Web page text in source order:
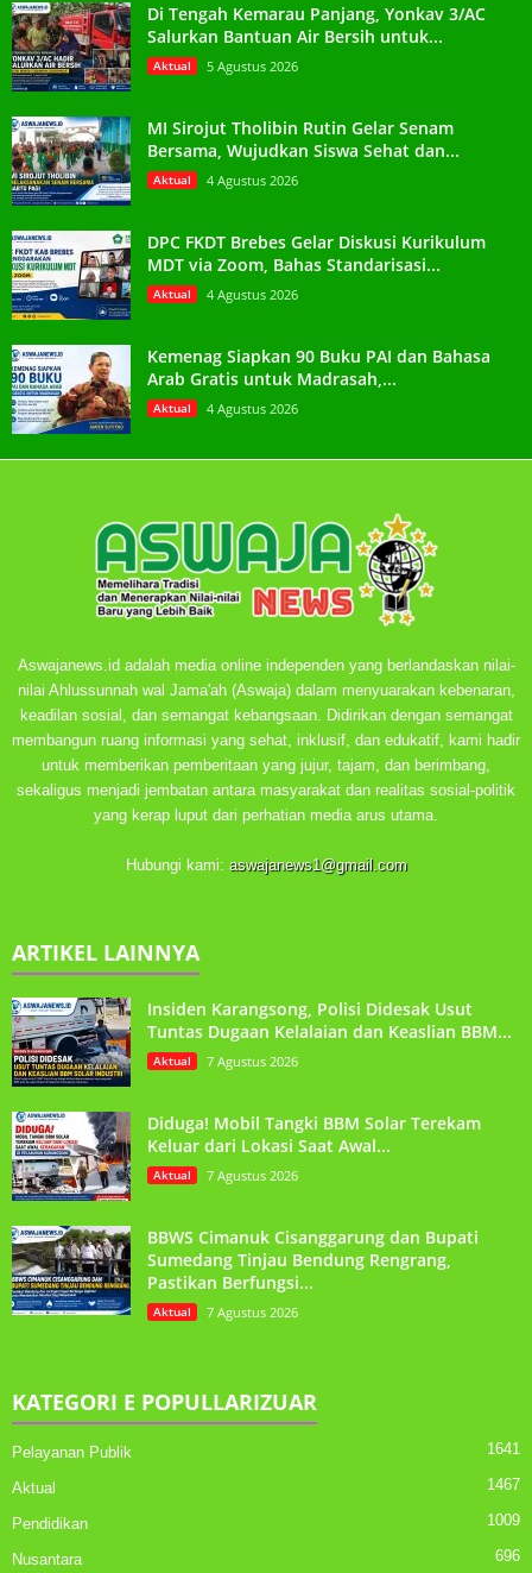
Di Tengah Kemarau Panjang, Yonkav 3/AC
Salurkan Bantuan Air Bersih untuk...
Aktual 5 Agustus 2026
MI Sirojut Tholibin Rutin Gelar Senam
Bersama, Wujudkan Siswa Sehat dan...
Aktual 4 Agustus 2026
DPC FKDT Brebes Gelar Diskusi Kurikulum
MDT via Zoom, Bahas Standarisasi...
Aktual 4 Agustus 2026
Kemenag Siapkan 90 Buku PAI dan Bahasa
Arab Gratis untuk Madrasah,...
Aktual 4 Agustus 2026
Aswajanews.id adalah media online independen yang berlandaskan nilai-
nilai Ahlussunnah wal Jama'ah (Aswaja) dalam menyuarakan kebenaran,
keadilan sosial, dan semangat kebangsaan. Didirikan dengan semangat
membangun ruang informasi yang sehat, inklusif, dan edukatif, kami hadir
untuk memberikan pemberitaan yang jujur, tajam, dan berimbang,
sekaligus menjadi jembatan antara masyarakat dan realitas sosial-politik
yang kerap luput dari perhatian media arus utama.
Hubungi kami: aswajanews1@gmail.com
ARTIKEL LAINNYA
Insiden Karangsong, Polisi Didesak Usut
Tuntas Dugaan Kelalaian dan Keaslian BBM...
Aktual 7 Agustus 2026
Diduga! Mobil Tangki BBM Solar Terekam
Keluar dari Lokasi Saat Awal...
Aktual 7 Agustus 2026
BBWS Cimanuk Cisanggarung dan Bupati
Sumedang Tinjau Bendung Rengrang,
Pastikan Berfungsi...
Aktual 7 Agustus 2026
KATEGORI E POPULLARIZUAR
Pelayanan Publik 1641
Aktual 1467
Pendidikan 1009
Nusantara 696